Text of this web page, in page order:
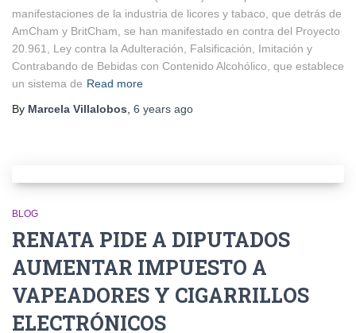
manifestaciones de la industria de licores y tabaco, que detrás de
AmCham y BritCham, se han manifestado en contra del Proyecto
20.961, Ley contra la Adulteración, Falsificación, Imitación y
Contrabando de Bebidas con Contenido Alcohólico, que establece
un sistema de Read more
By Marcela Villalobos, 6 years ago
BLOG
RENATA PIDE A DIPUTADOS
AUMENTAR IMPUESTO A
VAPEADORES Y CIGARRILLOS
ELECTRÓNICOS